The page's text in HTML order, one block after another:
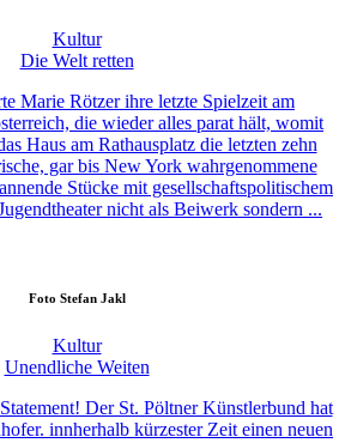
Kultur
Die Welt retten
Marie Rötzer ihre letzte Spielzeit am
die wieder alles parat hält, womit
Haus am Rathausplatz die letzten zehn
gar bis New York wahrgenommene
Stücke mit gesellschaftspolitischem
nicht als Beiwerk sondern ...
Foto Stefan Jakl
Kultur
Unendliche Weiten
Der St. Pöltner Künstlerbund hat
innherhalb kürzester Zeit einen neuen